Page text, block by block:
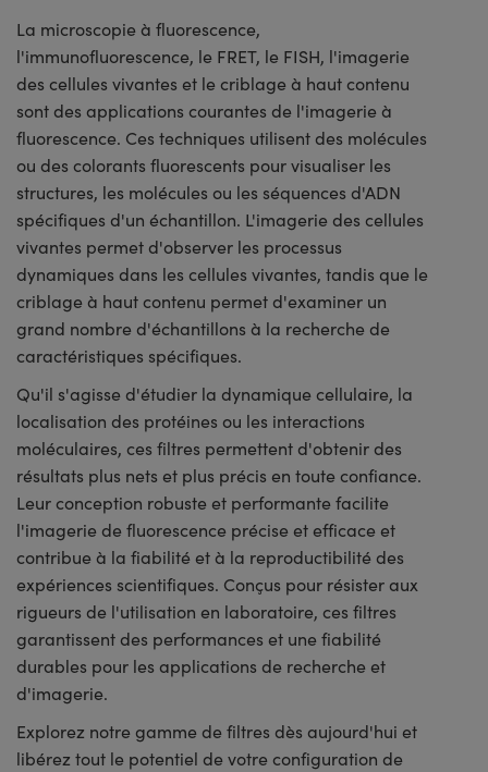
La microscopie à fluorescence,
l'immunofluorescence, le FRET, le FISH, l'imagerie
des cellules vivantes et le criblage à haut contenu
sont des applications courantes de l'imagerie à
fluorescence. Ces techniques utilisent des molécules
ou des colorants fluorescents pour visualiser les
structures, les molécules ou les séquences d'ADN
spécifiques d'un échantillon. L'imagerie des cellules
vivantes permet d'observer les processus
dynamiques dans les cellules vivantes, tandis que le
criblage à haut contenu permet d'examiner un
grand nombre d'échantillons à la recherche de
caractéristiques spécifiques.
Qu'il s'agisse d'étudier la dynamique cellulaire, la
localisation des protéines ou les interactions
moléculaires, ces filtres permettent d'obtenir des
résultats plus nets et plus précis en toute confiance.
Leur conception robuste et performante facilite
l'imagerie de fluorescence précise et efficace et
contribue à la fiabilité et à la reproductibilité des
expériences scientifiques. Conçus pour résister aux
rigueurs de l'utilisation en laboratoire, ces filtres
garantissent des performances et une fiabilité
durables pour les applications de recherche et
d'imagerie.
Explorez notre gamme de filtres dès aujourd'hui et
libérez tout le potentiel de votre configuration de